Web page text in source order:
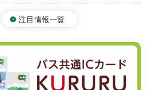
注目情報一覧